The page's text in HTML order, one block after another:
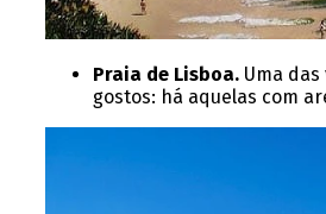
Praia de Lisboa.Uma das
gostos: há aquelas com